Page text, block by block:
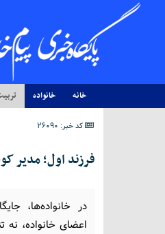
خانه خانواده
کد خبر: 26090
فرزند اول؛ مدیر
در خانواده‌ها،
اعضای خانواده، نه